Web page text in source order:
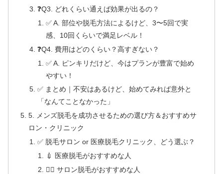
❓Q3. どれくらい通えば効果が出るの？
✅ A. 部位や脱毛方法によるけど、3〜5回で実
感、10回くらいで満足レベル！
❓Q4. 費用はどのくらい？高すぎない？
✅ A. ピンキリだけど、今はプランが豊富で始め
やすい！
✅ まとめ｜不安はあるけど、始めてみれば意外と
「なんてことなかった」
5. メンズ脱毛を成功させるための選び方＆おすすめサ
ロン・クリニック
✅ 脱毛サロン or 医療脱毛クリニック、どう選ぶ？
💉 医療脱毛がおすすめな人
💆‍♂️ サロン脱毛がおすすめな人